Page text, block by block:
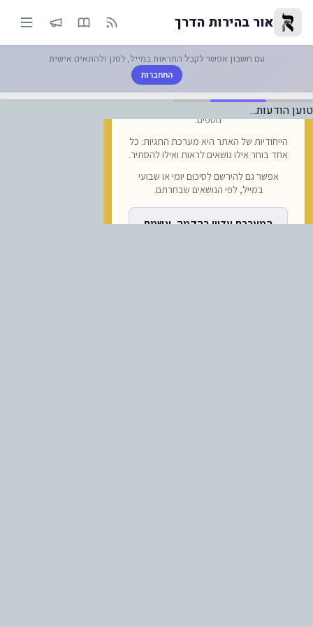
פרויקט שדרוג נרחב לפיתוח
אור בהירות הדרך
עם חשבון אפשר לקבל התראות במייל, לסנן ולהתאים אישית
התחברות
טוען הודעות...